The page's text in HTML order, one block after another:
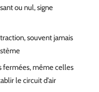
ou nul, signe
souvent jamais
fermées, même celles
le circuit d’air